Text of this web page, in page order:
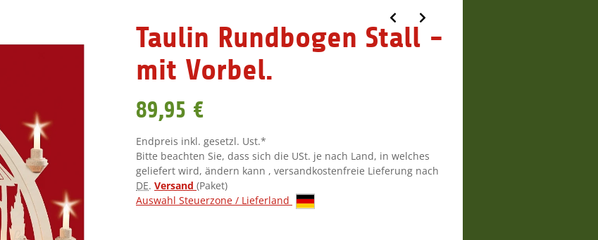
Taulin Rundbogen Stall -
mit Vorbel.
89,95 €
Endpreis inkl. gesetzl. Ust.*
Bitte beachten Sie, dass sich die USt. je nach Land, in welches
geliefert wird, ändern kann , versandkostenfreie Lieferung nach
DE. Versand (Paket)
Auswahl Steuerzone / Lieferland